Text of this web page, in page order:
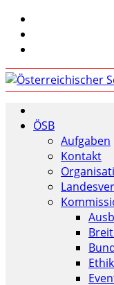
ÖSB
Aufgaben
Kontakt